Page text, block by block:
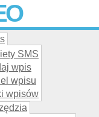
–
darmo!
SMS
wpis
wpisu
wpisów